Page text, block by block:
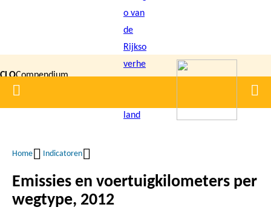
inhoud
gaan
CLOCompendium
voor de
Home
Kruimelpad
Home Indicatoren
Emissies en voertuigkilometers per
wegtype, 2012